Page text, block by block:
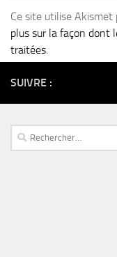
Ce site utilise Akismet
plus sur la façon dont
traitées.
SUIVRE :
Rechercher :